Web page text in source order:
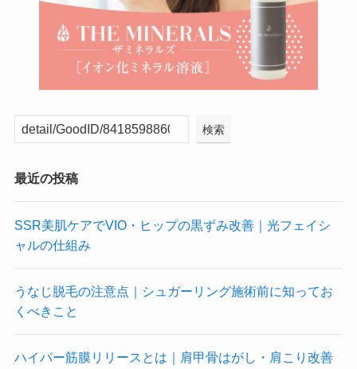
検索
最近の投稿
SSR美肌ケアでVIO・ヒップの黒ずみ改善｜光フェイシ
ャルの仕組み
うなじ脱毛の注意点｜シュガーリング施術前に知ってお
くべきこと
ハイパー筋膜リリースとは｜肩甲骨はがし・肩こり改善